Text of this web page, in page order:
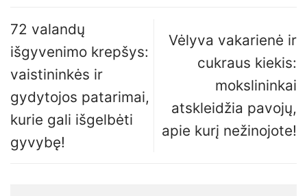
72 valandų
išgyvenimo krepšys:
vaistininkės ir
gydytojos patarimai,
kurie gali išgelbėti
gyvybę!
Vėlyva vakarienė ir
cukraus kiekis:
mokslininkai
atskleidžia pavojų,
apie kurį nežinojote!